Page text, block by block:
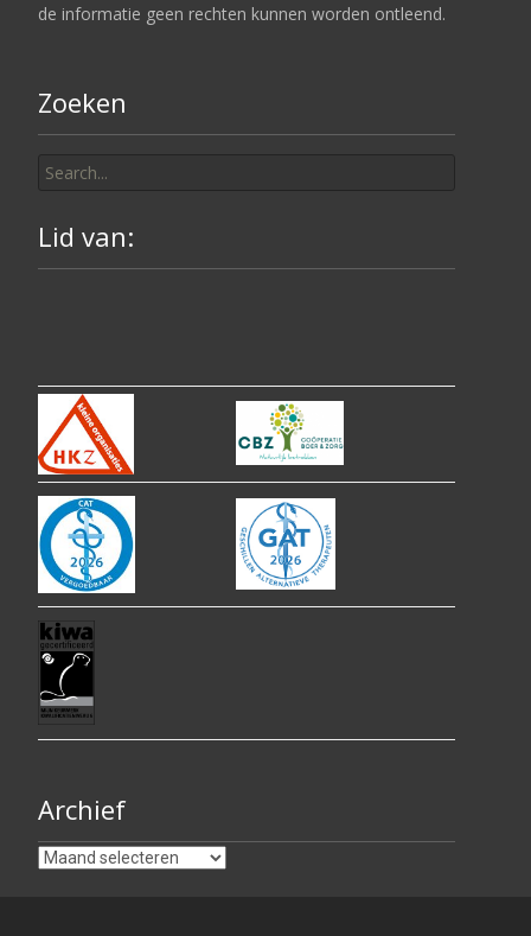
de informatie geen rechten kunnen worden ontleend.
Zoeken
for:
Lid van:
Archief
Archief